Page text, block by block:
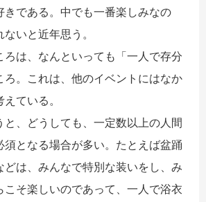
である。中でも一番楽しみなの
いと近年思う。
は、なんといっても「一人で存分
ろ。これは、他のイベントにはなか
ている。
、どうしても、一定数以上の人間
須となる場合が多い。たとえば盆踊
どは、みんなで特別な装いをし、み
こそ楽しいのであって、一人で浴衣